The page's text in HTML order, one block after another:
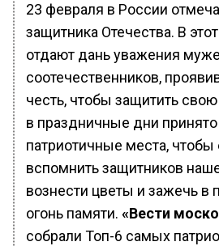
23 февраля в России
защитника Отечества. В
отдают дань уважения
соотечественников,
честь, чтобы защитить
в праздничные дни
патриотичные места, чтобы
вспомнить защитников
вознести цветы и зажечь в
огонь памяти. «Вести
собрали Топ-6 самых